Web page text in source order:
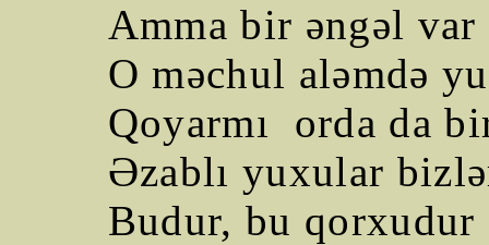
Amma bir əngəl
O məchul aləmdə
Qoyarmı
orda da
Əzablı yuxular
Budur, bu qorxudur